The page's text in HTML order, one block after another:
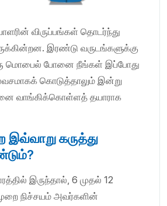
விருப்பங்கள் தொடர்ந்து
இரண்டு வருடங்களுக்கு
மொபைல் போனை நீங்கள் இப்போது
கொடுத்தாலும் இன்று
வாங்கிக்கொள்ளத் தயாராக
கருத்து
இருந்தால், 6 முதல் 12
நிச்சயம் அவர்களின்